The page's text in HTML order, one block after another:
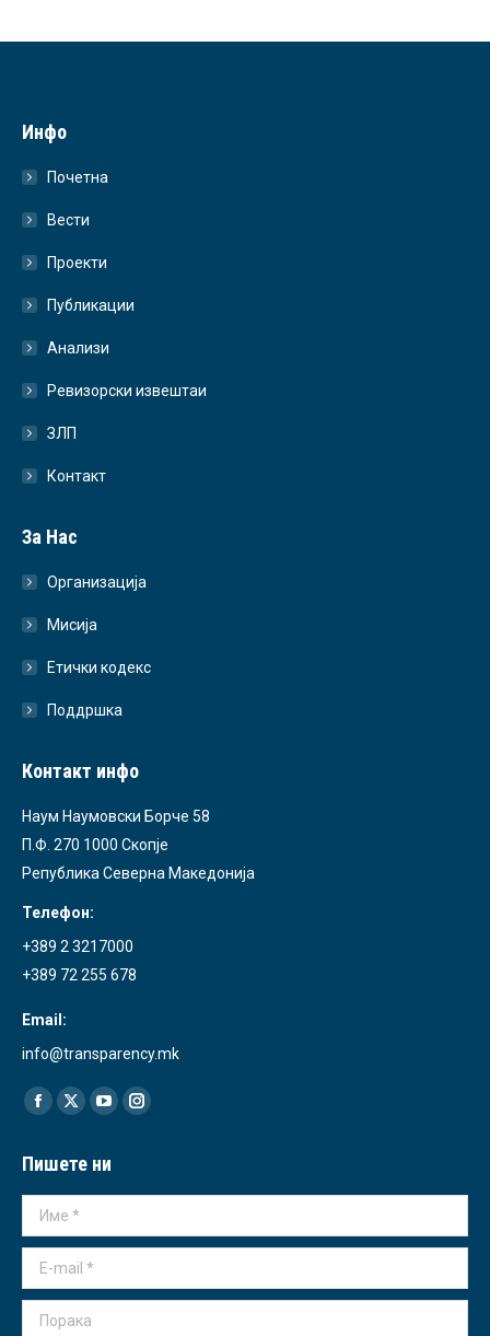
Инфо
Почетна
Вести
Проекти
Публикации
Анализи
Ревизорски извештаи
ЗЛП
Контакт
За Нас
Организација
Мисија
Етички кодекс
Поддршка
Контакт инфо
Наум Наумовски Борче 58
П.Ф. 270 1000 Скопје
Република Северна Македонија
Телефон:
+389 2 3217000
+389 72 255 678
Email:
info@transparency.mk
Find us on:
Facebook
opens
in
new
X
opens
in
YouTube
opens
in
Instagram
in
Пишете ни
Име *
E-mail *
Порака